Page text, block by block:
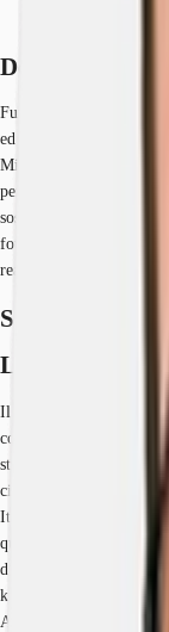
Descrizione
Futuro Magazzino
ed efficiente ad uso
Milano. Il magazzino, di
per ultimo miglio.
sostenibilità e riduzione
fotovoltaici e la
realizzazione con
Spazi disponibili
Location
Il magazzino di Novate
collegamenti, a ridosso
stradali (A52, A4, A8).
città di Milano e le
Italia. Inoltre si trova a
quello di Malpensa (40
d’Europa. 500 m da
km dalla A8 (Milano -
Aeroporto Linate 40 km